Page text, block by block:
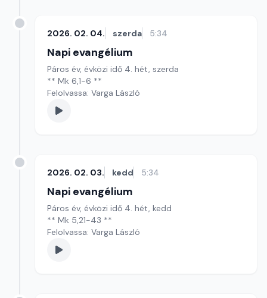
2026. 02. 04. szerda 5:34
Napi evangélium
Páros év, évközi idő 4. hét, szerda
** Mk 6,1-6 **
Felolvassa: Varga László
2026. 02. 03. kedd 5:34
Napi evangélium
Páros év, évközi idő 4. hét, kedd
** Mk 5,21-43 **
Felolvassa: Varga László